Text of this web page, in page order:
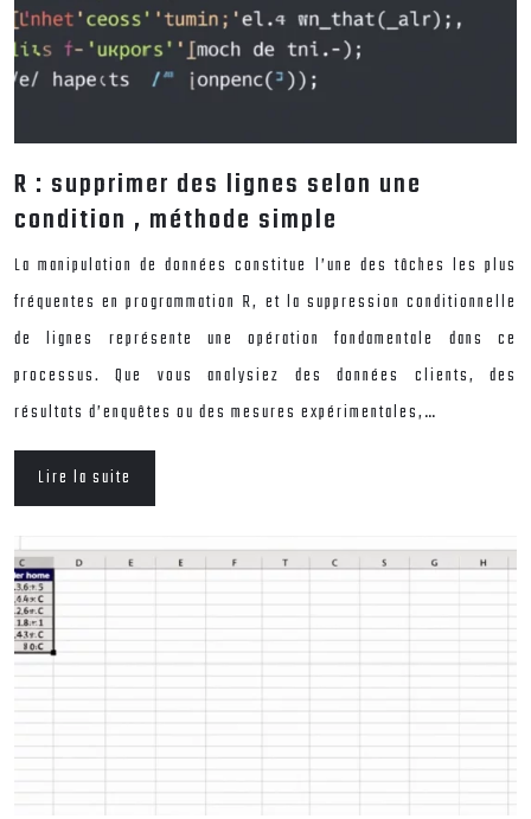
R : supprimer des lignes selon une
condition , méthode simple
La manipulation de données constitue l’une des tâches les plus
fréquentes en programmation R, et la suppression conditionnelle
de lignes représente une opération fondamentale dans ce
processus. Que vous analysiez des données clients, des
résultats d’enquêtes ou des mesures expérimentales,…
Lire la suite